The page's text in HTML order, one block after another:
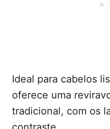
Ideal para cabelos
oferece uma
tradicional, com os